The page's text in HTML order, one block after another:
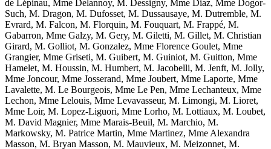
de Lépinau, Mme Delannoy, M. Dessigny, Mme Diaz, Mme Dogor-
Such, M. Dragon, M. Dufosset, M. Dussausaye, M. Dutremble, M.
Evrard, M. Falcon, M. Florquin, M. Fouquart, M. Frappé, M.
Gabarron, Mme Galzy, M. Gery, M. Giletti, M. Gillet, M. Christian
Girard, M. Golliot, M. Gonzalez, Mme Florence Goulet, Mme
Grangier, Mme Griseti, M. Guibert, M. Guiniot, M. Guitton, Mme
Hamelet, M. Houssin, M. Humbert, M. Jacobelli, M. Jenft, M. Jolly,
Mme Joncour, Mme Josserand, Mme Joubert, Mme Laporte, Mme
Lavalette, M. Le Bourgeois, Mme Le Pen, Mme Lechanteux, Mme
Lechon, Mme Lelouis, Mme Levavasseur, M. Limongi, M. Lioret,
Mme Loir, M. Lopez-Liguori, Mme Lorho, M. Lottiaux, M. Loubet,
M. David Magnier, Mme Marais-Beuil, M. Marchio, M.
Markowsky, M. Patrice Martin, Mme Martinez, Mme Alexandra
Masson, M. Bryan Masson, M. Mauvieux, M. Meizonnet, M.